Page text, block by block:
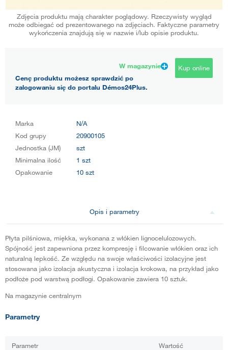
Zdjęcia produktu mają charakter poglądowy. Rzeczywisty wygląd
może odbiegać od prezentowanego na zdjęciach. Faktyczne parametry
wykończenia znajdują się w nazwie i/lub opisie produktu.
W magazynie
Cenę produktu możesz sprawdzić po
zalogowaniu się do portalu Démos24Plus.
Kup online
Marka
N/A
Kod grupy
20900105
Jednostka (JM)
szt
Minimalna ilość
1 szt
Opakowanie
10 szt
Opis i parametry
Płyta pilśniowa, miękka, wykonana z włókien lignocelulozowych.
Spójność jest zapewniona przez kompresję i filcowanie włókien oraz ich
naturalną lepkość. Ze względu na swoje właściwości izolacyjne jest
stosowana jako izolacja akustyczna i izolacja krokowa, na przykład jako
podłoże pod warstwą podłogi. Opakowanie zawiera 10 sztuk.
Na magazynie centralnym
Parametry
Parametr Wartość